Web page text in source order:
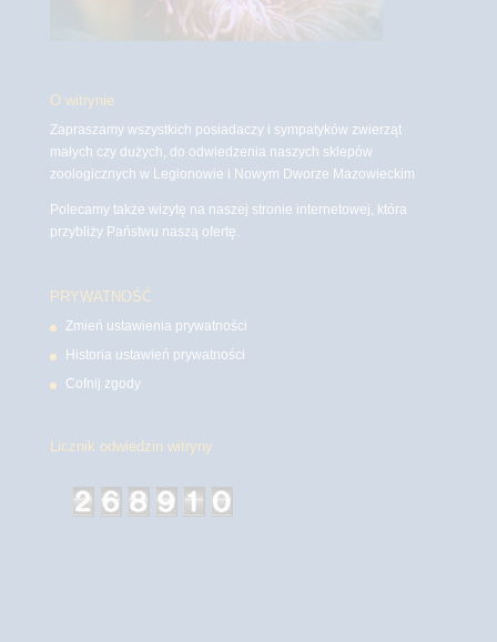
O witrynie
Zapraszamy wszystkich posiadaczy i sympatyków zwierząt
małych czy dużych, do odwiedzenia naszych sklepów
zoologicznych w Legionowie i Nowym Dworze Mazowieckim
Polecamy także wizytę na naszej stronie internetowej, która
przybliży Państwu naszą ofertę.
PRYWATNOŚĆ
Zmień ustawienia prywatności
Historia ustawień prywatności
Cofnij zgody
Licznik odwiedzin witryny